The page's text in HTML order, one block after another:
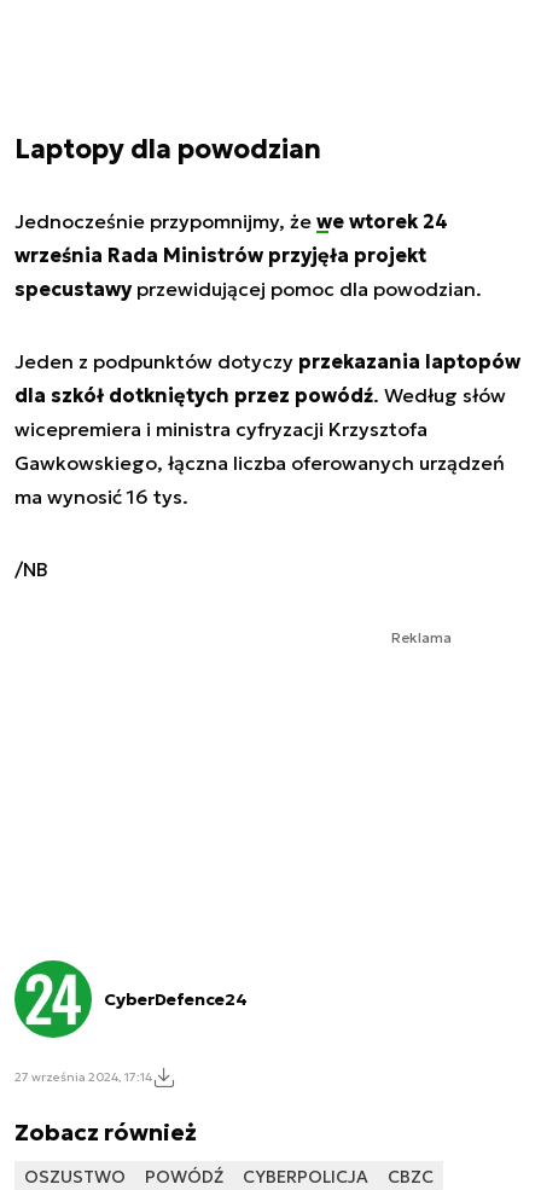
Laptopy dla powodzian
Jednocześnie przypomnijmy, że we wtorek 24
września Rada Ministrów przyjęła projekt
specustawyprzewidującej pomoc dla powodzian.
Jeden z podpunktów dotyczy przekazania laptopów
dla szkół dotkniętych przez powódź. Według słów
wicepremiera i ministra cyfryzacji Krzysztofa
Gawkowskiego, łączna liczba oferowanych urządzeń
ma wynosić 16 tys.
/NB
Reklama
CyberDefence24
27 września 2024, 17:14
Zobacz również
OSZUSTWO POWÓDŹ CYBERPOLICJA CBZC